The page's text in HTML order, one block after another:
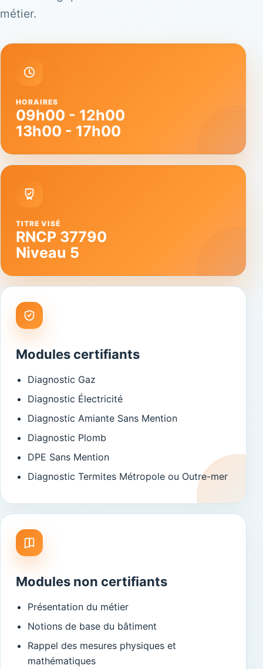
métier.
HORAIRES
09h00 - 12h00
13h00 - 17h00
TITRE VISÉ
RNCP 37790
Niveau 5
Modules certifiants
Diagnostic Gaz
Diagnostic Électricité
Diagnostic Amiante Sans Mention
Diagnostic Plomb
DPE Sans Mention
Diagnostic Termites Métropole ou Outre-mer
Modules non certifiants
Présentation du métier
Notions de base du bâtiment
Rappel des mesures physiques et
mathématiques